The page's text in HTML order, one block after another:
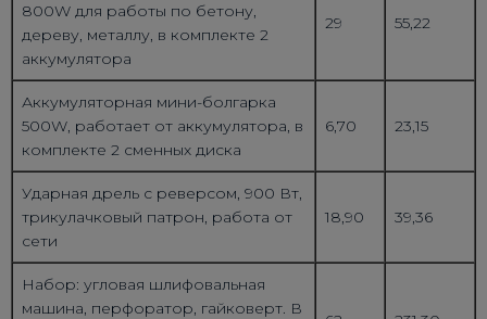
800W для работы по бетону,
дереву, металлу, в комплекте 2
аккумулятора
29 55,22
Аккумуляторная мини-болгарка
500W, работает от аккумулятора, в
комплекте 2 сменных диска
6,70 23,15
Ударная дрель с реверсом, 900 Вт,
трикулачковый патрон, работа от
сети
18,90 39,36
Набор: угловая шлифовальная
машина, перфоратор, гайковерт. В